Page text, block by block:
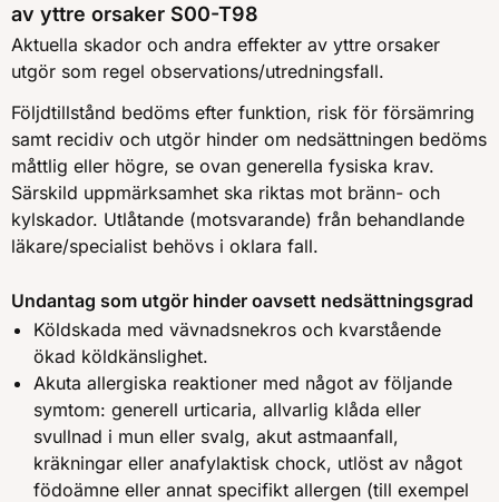
av yttre orsaker S00-T98
Aktuella skador och andra effekter av yttre orsaker
utgör som regel observations/utredningsfall.
Följdtillstånd bedöms efter funktion, risk för försämring
samt recidiv och utgör hinder om nedsättningen bedöms
måttlig eller högre, se ovan generella fysiska krav.
Särskild uppmärksamhet ska riktas mot bränn- och
kylskador. Utlåtande (motsvarande) från behandlande
läkare/specialist behövs i oklara fall.
Undantag som utgör hinder oavsett nedsättningsgrad
Köldskada med vävnadsnekros och kvarstående
ökad köldkänslighet.
Akuta allergiska reaktioner med något av följande
symtom: generell urticaria, allvarlig klåda eller
svullnad i mun eller svalg, akut astmaanfall,
kräkningar eller anafylaktisk chock, utlöst av något
födoämne eller annat specifikt allergen (till exempel